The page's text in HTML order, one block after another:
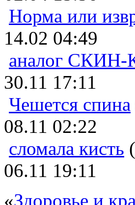
Норма или
14.02 04:49
аналог
30.11 17:11
Чешется спина
08.11 02:22
сломала кисть
06.11 19:11
«Здоровье и